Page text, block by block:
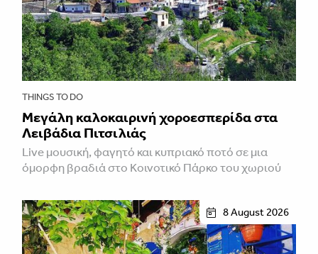
THINGS TO DO
Μεγάλη καλοκαιρινή χοροεσπερίδα στα
Λειβάδια Πιτσιλιάς
Live μουσική, φαγητό και κυπριακό ποτό σε μια
όμορφη βραδιά στο Κοινοτικό Πάρκο του χωριού
8 August 2026